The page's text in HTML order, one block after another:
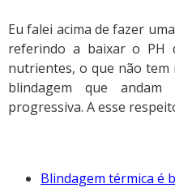
Eu falei acima de fazer
referindo a baixar o PH
nutrientes, o que não tem
blindagem que
progressiva. A esse
Blindagem térmica é